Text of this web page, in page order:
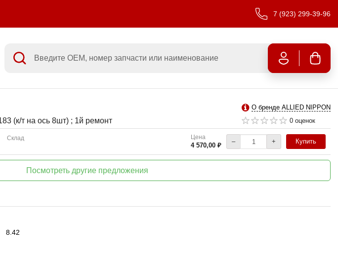
7 (923) 299-39-96
О бренде ALLIED NIPPON
0 оценок
(к/т на ось 8шт) ; 1й ремонт
Склад Цена
4 570,00 ₽
– + Купить
Посмотреть другие предложения
8.42